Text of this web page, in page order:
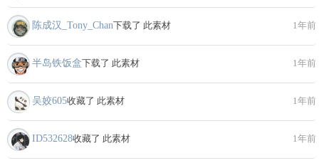
陈成汉_Tony_Chan下载了 此素材 1年前
半岛铁饭盒下载了 此素材 1年前
吴姣605收藏了 此素材 1年前
ID532628收藏了 此素材 1年前